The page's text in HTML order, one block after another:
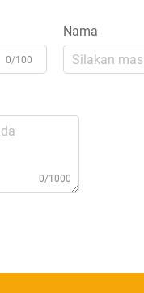
0/100
Nama
0/1000